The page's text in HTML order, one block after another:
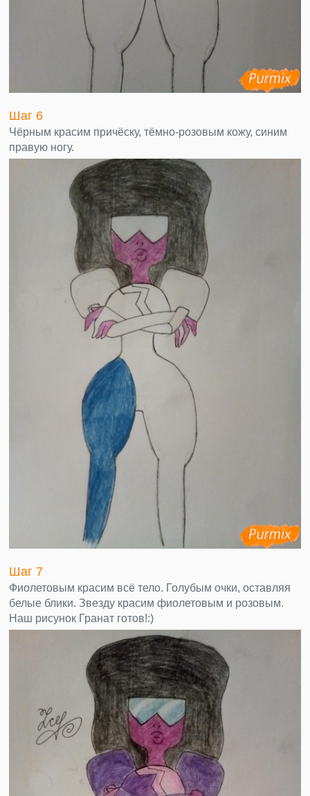
Шаг 6
Чёрным красим причёску, тёмно-розовым кожу, синим
правую ногу.
Шаг 7
Фиолетовым красим всё тело. Голубым очки, оставляя
белые блики. Звезду красим фиолетовым и розовым.
Наш рисунок Гранат готов!:)